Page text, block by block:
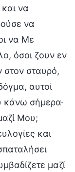
να
να
να Με
όσοι ζουν εν
στον σταυρό,
αυτοί
κάνω σήμερα·
Μου;
και
μαζί